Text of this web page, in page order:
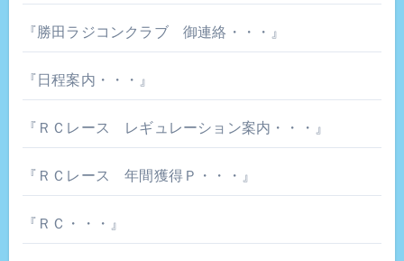
『勝田ラジコンクラブ 御連絡・・・』
『日程案内・・・』
『ＲＣレース レギュレーション案内・・・』
『ＲＣレース 年間獲得Ｐ・・・』
『ＲＣ・・・』